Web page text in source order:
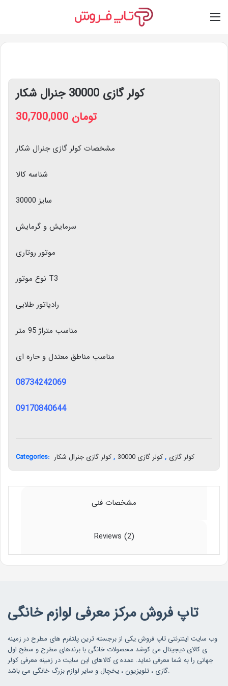
کولر گازی 30000 جنرال شکار
تومان
مشخصات کولر گازی جنرال شکار
شناسه کالا
سایز 30000
سرمایش و گرمایش
موتور روتاری
نوع موتور T3
رادیاتور طلایی
مناسب متراژ 95 متر
مناسب مناطق معتدل و حاره ای
08734242069
09170840644
Categories: کولر گازی ,کولر گازی 30000 ,کولر گازی جنرال شکار
مشخصات فنی
Reviews (2)
تاپ فروش مرکز معرفی لوازم خانگی
وب سایت اینترنتی تاپ فروش یکی از برجسته ترین پلتفرم های مطرح در زمینه
ی کالای دیجیتال می کوشد محصولات خانگی با برندهای مطرح و سطح اول
جهانی را به شما معرفی نماید. عمده ی کالاهای این سایت در زمینه معرفی کولر
گازی ، تلویزیون ، یخچال و سایر لوازم بزرگ خانگی می باشد.